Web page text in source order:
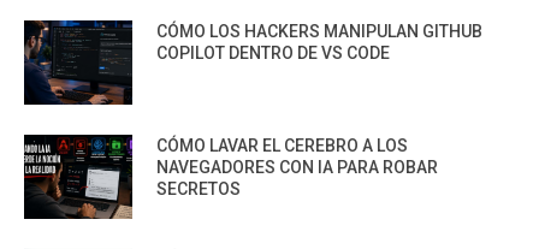
CÓMO LOS HACKERS MANIPULAN GITHUB
COPILOT DENTRO DE VS CODE
CÓMO LAVAR EL CEREBRO A LOS
NAVEGADORES CON IA PARA ROBAR
SECRETOS